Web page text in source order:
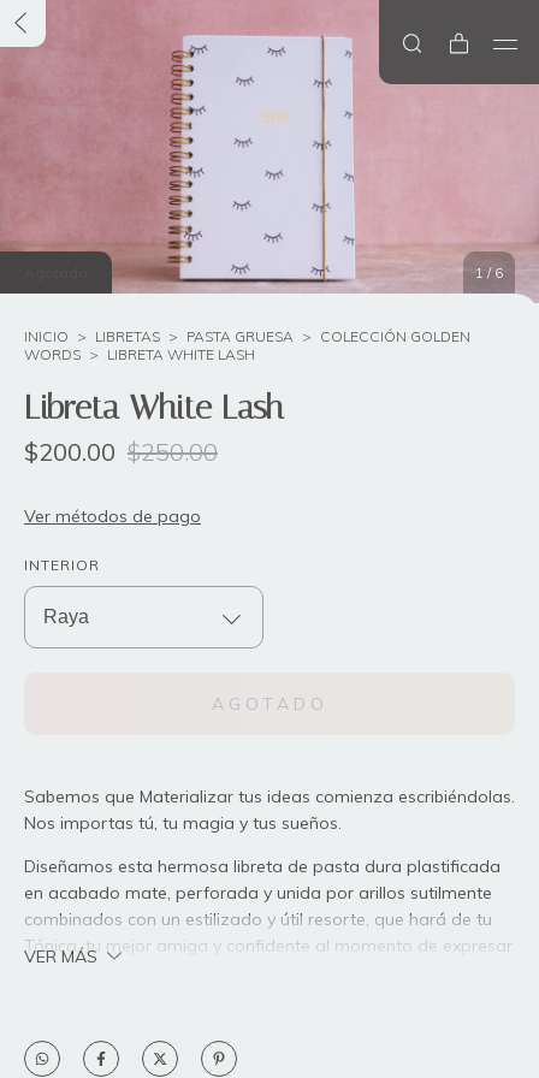
1 / 6
INICIO > LIBRETAS > PASTA GRUESA > COLECCIÓN GOLDEN
WORDS > LIBRETA WHITE LASH
Libreta White Lash
$200.00 $250.00
Ver métodos de pago
INTERIOR
Sabemos que Materializar tus ideas comienza escribiéndolas.
Nos importas tú, tu magia y tus sueños.
Diseñamos esta hermosa libreta de pasta dura plastificada
en acabado mate, perforada y unida por arillos sutilmente
combinados con un estilizado y útil resorte, que hará de tu
Tónica, tu mejor amiga y confidente al momento de expresar
Especificaciones:
VER MÁS